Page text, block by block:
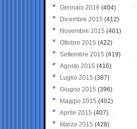
Gennaio 2016 (404)
Dicembre 2015 (412)
Novembre 2015 (401)
Ottobre 2015 (422)
Settembre 2015 (419)
Agosto 2015 (416)
Luglio 2015 (387)
Giugno 2015 (396)
Maggio 2015 (402)
Aprile 2015 (407)
Marzo 2015 (428)